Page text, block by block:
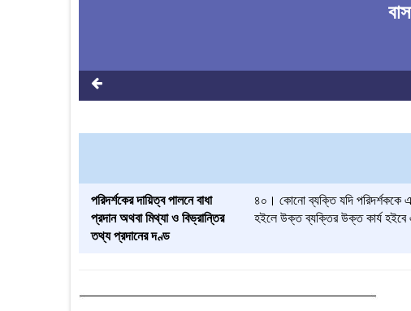
পরিদর্শকের দায়িত্ব পালনে বাধা
প্রদান অথবা মিথ্যা ও বিভ্রান্তির
তথ্য প্রদানের দণ্ড
৪০। কোনো ব্যক্তি যদি পরিদর্শককে এই
হইলে উক্ত ব্যক্তির উক্ত কার্য হইবে